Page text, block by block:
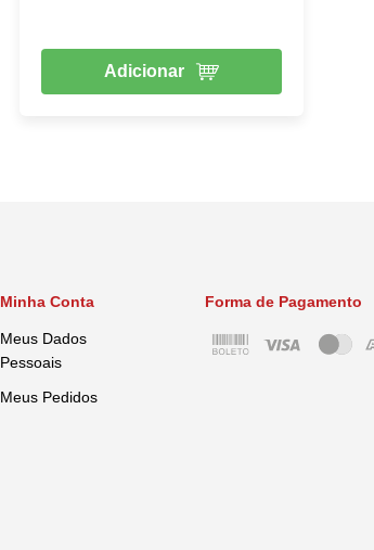
Adicionar
Minha Conta
Meus Dados
Pessoais
Meus Pedidos
Forma de Pagamento